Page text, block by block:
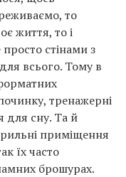
то
життя, то і
стінами з
всього. Тому в
тренажерні
для сну. Та й
приміщення
їх часто
брошурах.